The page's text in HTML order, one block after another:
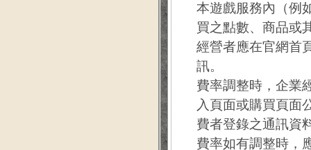
本遊戲服務內（例
買之點數、商品或
經營者應在官網首
訊。
費率調整時，企業
入頁面或購買頁面
費者登錄之通訊資
費率如有調整時，